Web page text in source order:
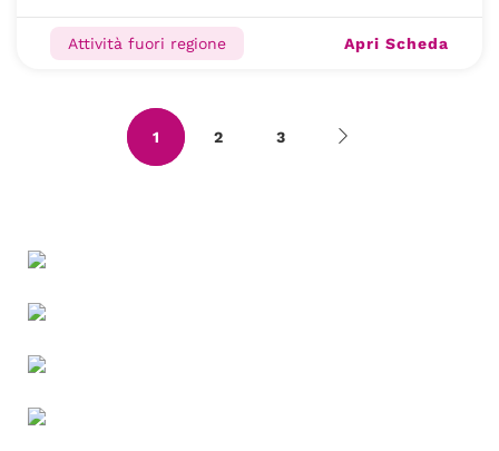
Attività fuori regione Apri Scheda
1 2 3